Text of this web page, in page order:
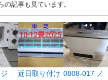
記事も見ています。
近日取り付け 0808-017 ノ